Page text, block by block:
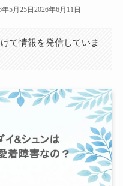
年5月25日2026年6月11日
て情報を発信していま